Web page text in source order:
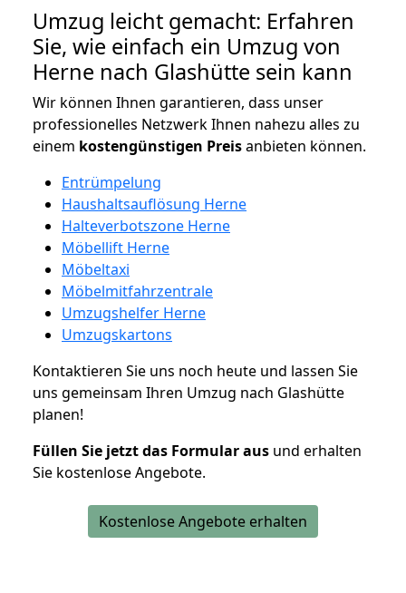
Umzug leicht gemacht: Erfahren
Sie, wie einfach ein Umzug von
Herne nach Glashütte sein kann
Wir können Ihnen garantieren, dass unser
professionelles Netzwerk Ihnen nahezu alles zu
einem kostengünstigen Preisanbieten können.
Entrümpelung
Haushaltsauflösung Herne
Halteverbotszone Herne
Möbellift Herne
Möbeltaxi
Möbelmitfahrzentrale
Umzugshelfer Herne
Umzugskartons
Kontaktieren Sie uns noch heute und lassen Sie
uns gemeinsam Ihren Umzug nach Glashütte
planen!
Füllen Sie jetzt das Formular aus und erhalten
Sie kostenlose Angebote.
Kostenlose Angebote erhalten